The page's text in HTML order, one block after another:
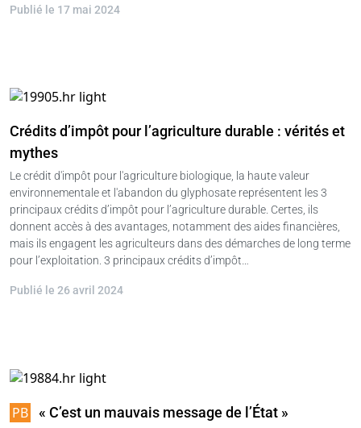
Publié le 17 mai 2024
Crédits d’impôt pour l’agriculture durable : vérités et
mythes
Le crédit d'impôt pour l'agriculture biologique, la haute valeur
environnementale et l'abandon du glyphosate représentent les 3
principaux crédits d’impôt pour l’agriculture durable. Certes, ils
donnent accès à des avantages, notamment des aides financières,
mais ils engagent les agriculteurs dans des démarches de long terme
pour l’exploitation. 3 principaux crédits d’impôt…
Publié le 26 avril 2024
« C’est un mauvais message de l’État »